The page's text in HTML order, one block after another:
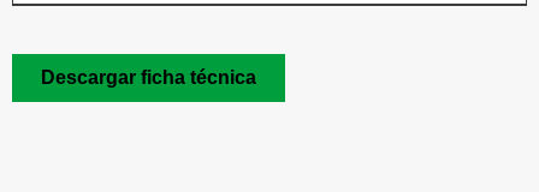
Descargar ficha técnica